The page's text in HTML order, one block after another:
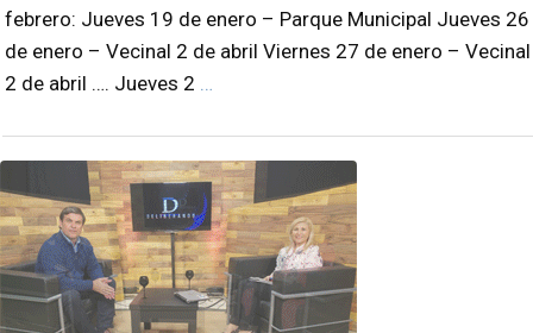
febrero: Jueves 19 de enero – Parque Municipal Jueves 26
de enero – Vecinal 2 de abril Viernes 27 de enero – Vecinal
2 de abril …. Jueves 2